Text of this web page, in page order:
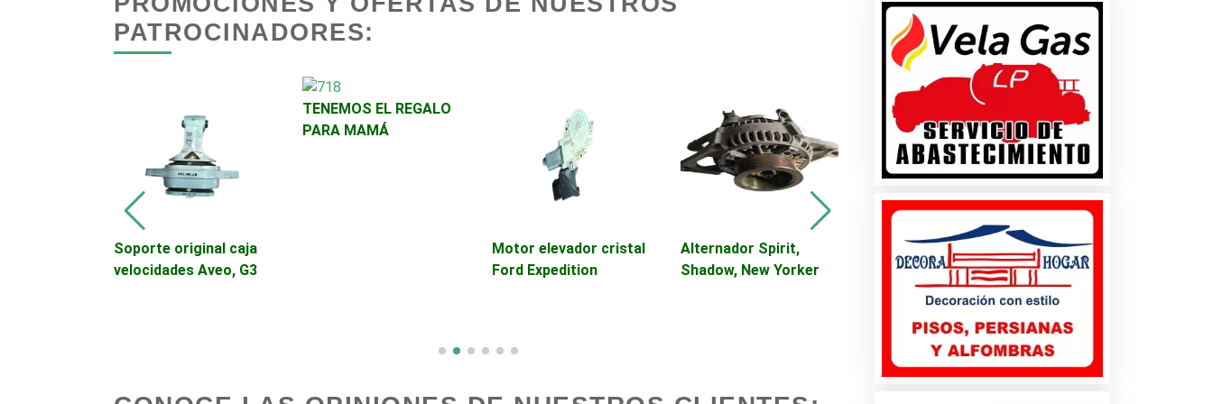
Empresariales
Iluminación
Autobuses
Autopartes Eléctricas Avaluos Balnearios
Bancos Bares y Cantinas
Cajas de Ahorro
PATROCINADORES:
Soporte original caja
velocidades Aveo, G3
TENEMOS EL REGALO
PARA MAMÁ
Motor elevador cristal
Ford Expedition
Alternador Spirit,
Shadow, New Yorker
Viajes - Promoción en
Destinos Turísticos -
Viajes - Promoción en
Destinos Turísticos -
Huasteca Potosina